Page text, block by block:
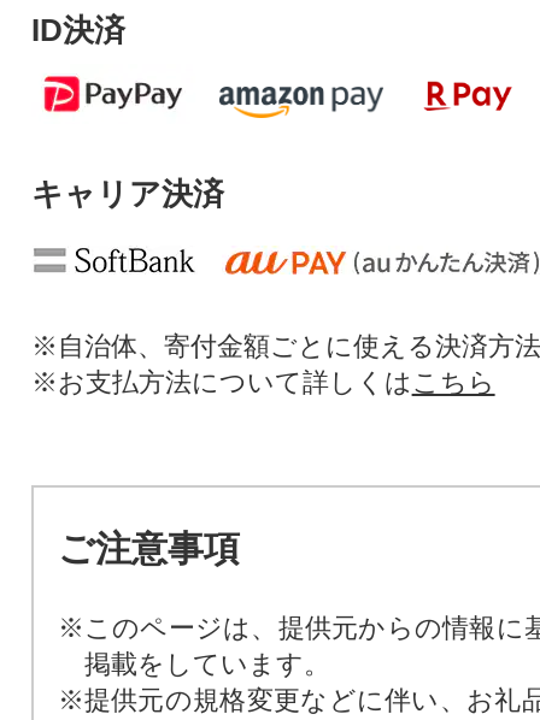
ID決済
キャリア決済
※自治体、寄付金額ごとに使える決済方
※お支払方法について詳しくは こちら
ご注意事項
※このページは、提供元からの情報に
掲載をしています。
※提供元の規格変更などに伴い、お礼